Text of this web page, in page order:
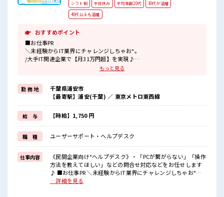
シフト制
平日休み 平均年齢20代
30代が活躍
40代以上も活躍
おすすめポイント
■お仕事PR
＼未経験からIT業界にチャレンジしちゃお*。
/大手IT関連企業で【月31万円超】を実現♪
を教えてほしい！
」などの問合せ対応などをメインでお任せします〇今回の募集はな
んと…《職歴》も《スキル》も一切不問！
だから未経験から始めたスタッフさんも多数活躍中！
長期なので、
じっくりスキルを磨きたい方にもオススメですよ♪
今回は3名限定募集⇒人気枠はスグ埋まっちゃうから…今すぐエント
リーしよっ♪
■職場の雰囲気
《浦安駅から徒歩3分の好立地》ビル周辺にはコンビニ・スーパーな
どもあり、
とっても便利〇ランチも困りません♪
もっと見る
勤 務 地
千葉県浦安市
【最寄駅】浦安(千葉) ／ 東京メトロ東西線
給 与 【時給】1,750 円
職 種 ユーザーサポート・ヘルプデスク
仕事内容
《民間企業向け*ヘルプデスク》・「PCが繋がらない」「操作
方法を教えてほしい」などの問合せ対応などをお任せします
♪ ■お仕事PR ＼未経験からIT業界にチャレンジしちゃお*。 /
大手IT関連企業で【月31万円超】を実現♪ お仕事内容は、 民
…詳細を見る